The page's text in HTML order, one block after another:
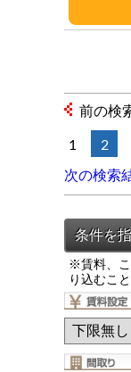
※賃料、
り込むこ
前の検
1 2
次の検索